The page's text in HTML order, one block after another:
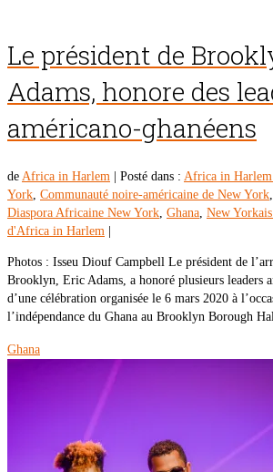
Le président de
Adams, honore des
américano-ghanéens
de Africa in Harlem Posté dans : Africa in Harlem
York Communauté noire-américaine de New York
Diaspora Africaine New York Ghana New
d'Africa in Harlem
Photos : Isseu Diouf Campbell Le président de
Brooklyn, Eric Adams, a honoré plusieurs leaders
d’une célébration organisée le 6 mars 2020 à
l’indépendance du Ghana au Brooklyn Borough
Ghana